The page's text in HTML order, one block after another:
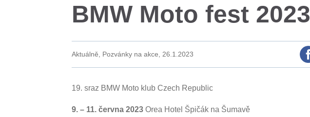
BMW Moto fest 2023
Aktuálně, Pozvánky na akce, 26.1.2023
19. sraz BMW Moto klub Czech Republic
9. – 11. června 2023 Orea Hotel Špičák na Šumavě